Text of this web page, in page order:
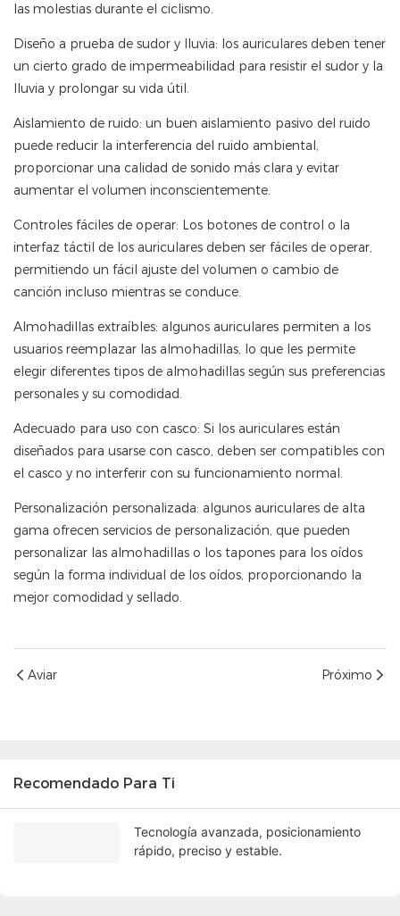
las molestias durante el ciclismo.
Diseño a prueba de sudor y lluvia: los auriculares deben tener
un cierto grado de impermeabilidad para resistir el sudor y la
lluvia y prolongar su vida útil.
Aislamiento de ruido: un buen aislamiento pasivo del ruido
puede reducir la interferencia del ruido ambiental,
proporcionar una calidad de sonido más clara y evitar
aumentar el volumen inconscientemente.
Controles fáciles de operar: Los botones de control o la
interfaz táctil de los auriculares deben ser fáciles de operar,
permitiendo un fácil ajuste del volumen o cambio de
canción incluso mientras se conduce.
Almohadillas extraíbles: algunos auriculares permiten a los
usuarios reemplazar las almohadillas, lo que les permite
elegir diferentes tipos de almohadillas según sus preferencias
personales y su comodidad.
Adecuado para uso con casco: Si los auriculares están
diseñados para usarse con casco, deben ser compatibles con
el casco y no interferir con su funcionamiento normal.
Personalización personalizada: algunos auriculares de alta
gama ofrecen servicios de personalización, que pueden
personalizar las almohadillas o los tapones para los oídos
según la forma individual de los oídos, proporcionando la
mejor comodidad y sellado.
Aviar Próximo
Recomendado Para Ti
Tecnología avanzada, posicionamiento
rápido, preciso y estable.